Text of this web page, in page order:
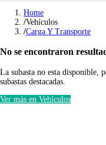
Home
Vehículos
Carga Y Transporte
No se encontraron
La subasta no esta disponible,
subastas destacadas.
Ver más en Vehículos